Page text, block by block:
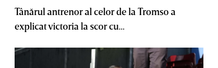
Tânărul antrenor al celor de la Tromso a
explicat victoria la scor cu...